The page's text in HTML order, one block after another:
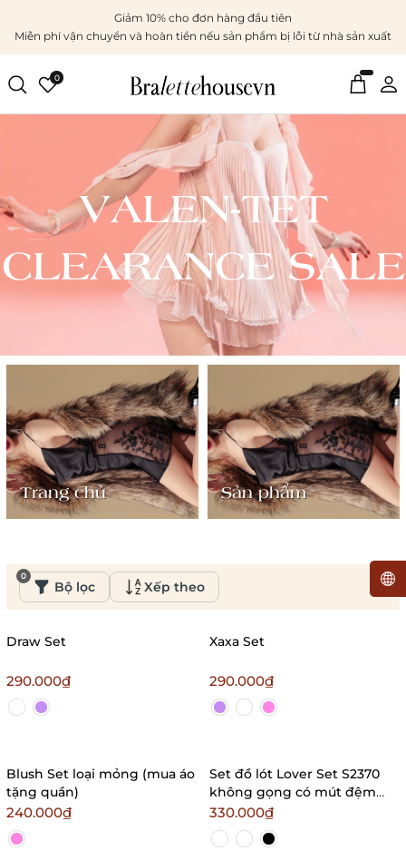
Giảm 10% cho đơn hàng đầu tiên
Miễn phí vận chuyển và hoàn tiền nếu sản phẩm bị lỗi từ nhà sản xuất
0
VALEN-TET
CLEARANCE SALE
Trang chủ Sản phẩm
Bộ lọc
0
Xếp theo
Draw Set
290.000₫
Xaxa Set
290.000₫
Blush Set loại mỏng (mua áo
tặng quần)
240.000₫
Set đồ lót Lover Set S2370
không gọng có mút đệm
mỏng hoa văn trái tim satin
Bralettehousevn
330.000₫